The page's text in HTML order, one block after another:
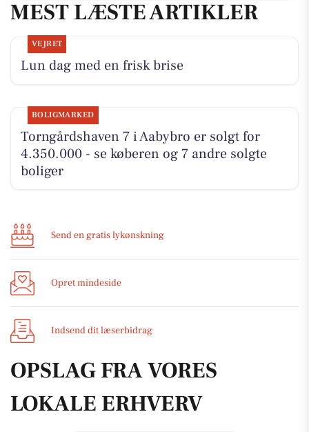
MEST LÆSTE ARTIKLER
VEJRET
Lun dag med en frisk brise
BOLIGMARKED
Torngårdshaven 7 i Aabybro er solgt for
4.350.000 - se køberen og 7 andre solgte
boliger
Send en gratis lykønskning
Opret mindeside
Indsend dit læserbidrag
OPSLAG FRA VORES
LOKALE ERHVERV